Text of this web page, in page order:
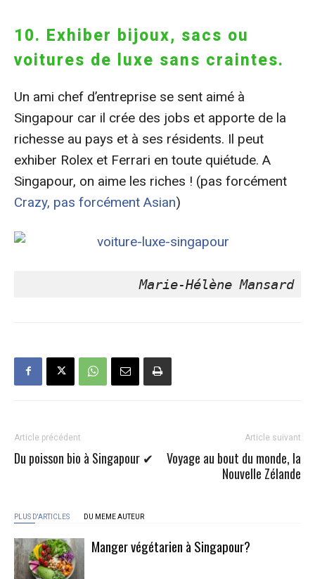
10. Exhiber bijoux, sacs ou
voitures de luxe sans craintes.
Un ami chef d’entreprise se sent aimé à
Singapour car il crée des jobs et apporte de la
richesse au pays et à ses résidents. Il peut
exhiber Rolex et Ferrari en toute quiétude. A
Singapour, on aime les riches ! (pas forcément
Crazy, pas forcément Asian)
Marie-Hélène Mansard
Article précédent
Du poisson bio à Singapour ✔
Article suivant
Voyage au bout du monde, la
Nouvelle Zélande
PLUS D'ARTICLES DU MEME AUTEUR
Manger végétarien à Singapour?